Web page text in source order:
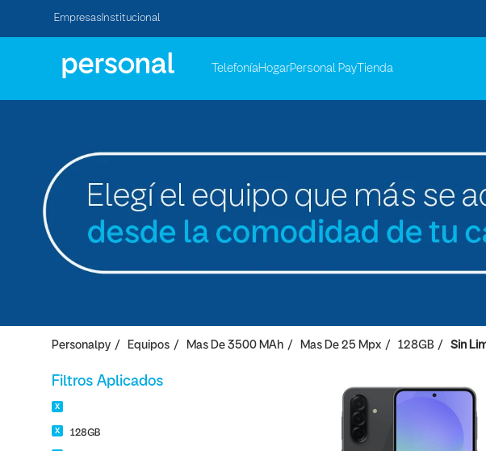
Empresas Institucional
TelefoníaHogarPersonal Pay Tienda
Personalpy Equipos Mas De 3500 MAh Mas De 25 Mpx 128GB Sin
Filtros Aplicados
128GB